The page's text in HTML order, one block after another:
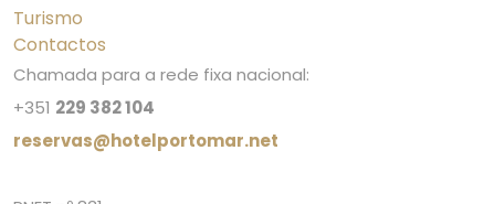
Turismo
Contactos
Chamada para a rede fixa nacional:
+351 229 382 104
reservas@hotelportomar.net